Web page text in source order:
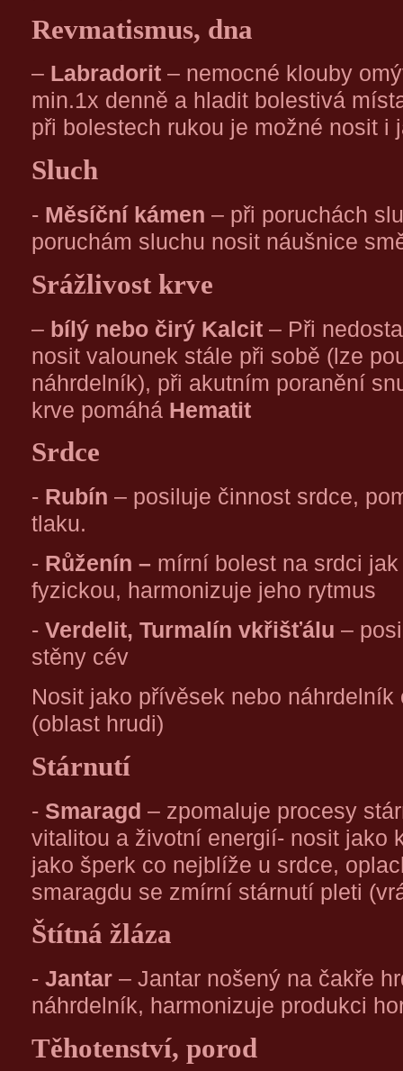
Revmatismus, dna
– Labradorit – nemocné klouby
min.1x denně a hladit bolestivá
při bolestech rukou je možné nosit i
Sluch
- Měsíční kámen – při poruchách
poruchám sluchu nosit náušnice
Srážlivost krve
– bílý nebo čirý Kalcit – Při
nosit valounek stále při sobě (lze
náhrdelník), při akutním poranění
krve pomáhá Hematit
Srdce
- Rubín – posiluje činnost srdce,
tlaku.
- Růženín – mírní bolest na srdci
fyzickou, harmonizuje jeho rytmus
- Verdelit, Turmalín vkřišťálu –
stěny cév
Nosit jako přívěsek nebo
(oblast hrudi)
Stárnutí
- Smaragd – zpomaluje procesy
vitalitou a životní energií- nosit jako
jako šperk co nejblíže u srdce,
smaragdu se zmírní stárnutí pleti
Štítná žláza
- Jantar – Jantar nošený na čakře
náhrdelník, harmonizuje produkci
Těhotenství, porod